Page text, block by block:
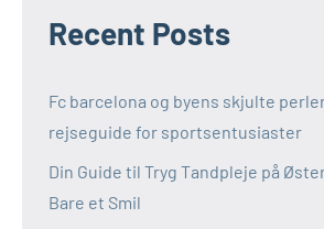
Recent Posts
Fc barcelona og byens skjulte
rejseguide for sportsentusiaster
Din Guide til Tryg Tandpleje på
Bare et Smil